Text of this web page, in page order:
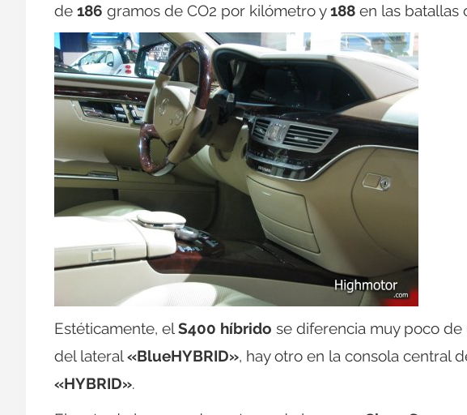
de 186 gramos de CO2 por kilómetro y188 en las batallas
Estéticamente, elS400 híbrido se diferencia muy poco
del lateral«BlueHYBRID», hay otro en la consola central
«HYBRID».